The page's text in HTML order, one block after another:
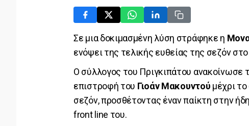
Σε μια δοκιμασμένη λύση στράφηκε η
ενόψει της τελικής ευθείας της σεζόν
Ο σύλλογος του Πριγκιπάτου
επιστροφή του Γιοάν Μακουντού μέχρι
σεζόν, προσθέτοντας έναν παίκτη στην
front line του.